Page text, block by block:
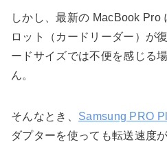
しかし、最新の MacBook Pro
ロット（カードリーダー）が
ードサイズでは不便を感じる
ん。
そんなとき、 Samsung PRO
ダプターを使っても転送速度